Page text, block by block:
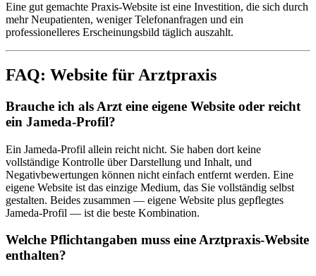
Eine gut gemachte Praxis-Website ist eine Investition, die sich durch
mehr Neupatienten, weniger Telefonanfragen und ein
professionelleres Erscheinungsbild täglich auszahlt.
FAQ: Website für Arztpraxis
Brauche ich als Arzt eine eigene Website oder reicht
ein Jameda-Profil?
Ein Jameda-Profil allein reicht nicht. Sie haben dort keine
vollständige Kontrolle über Darstellung und Inhalt, und
Negativbewertungen können nicht einfach entfernt werden. Eine
eigene Website ist das einzige Medium, das Sie vollständig selbst
gestalten. Beides zusammen — eigene Website plus gepflegtes
Jameda-Profil — ist die beste Kombination.
Welche Pflichtangaben muss eine Arztpraxis-Website
enthalten?